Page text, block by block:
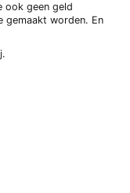
ook geen geld
gemaakt worden. En